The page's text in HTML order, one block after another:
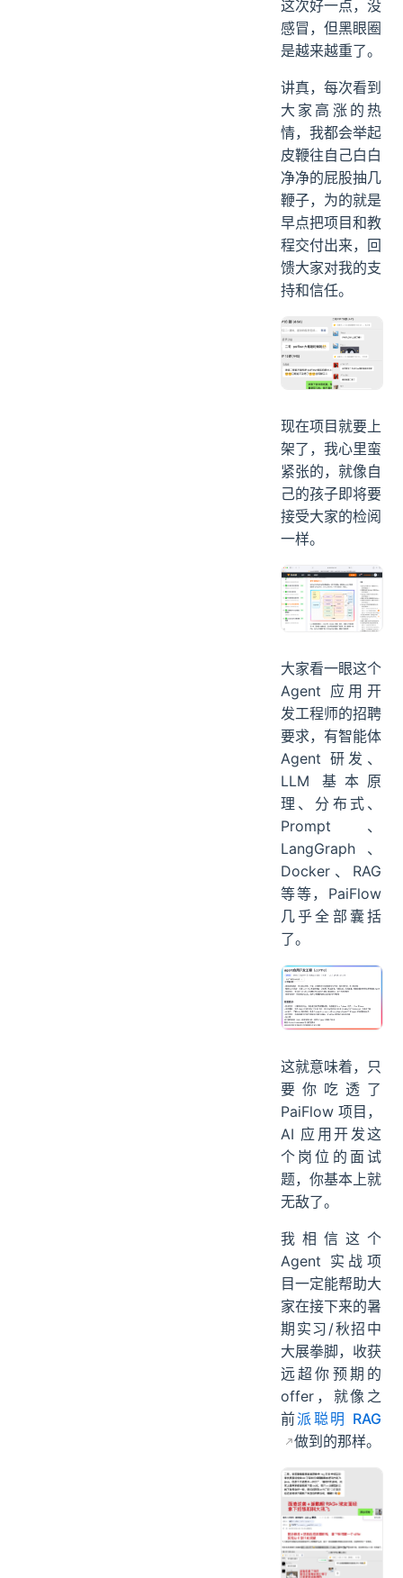
这次好一点，没
感冒，但黑眼圈
是越来越重了。
讲真，每次看到
大家高涨的热
情，我都会举起
皮鞭往自己白白
净净的屁股抽几
鞭子，为的就是
早点把项目和教
程交付出来，回
馈大家对我的支
持和信任。
现在项目就要上
架了，我心里蛮
紧张的，就像自
己的孩子即将要
接受大家的检阅
一样。
大家看一眼这个
Agent 应用开
发工程师的招聘
要求，有智能体
Agent 研发、
LLM 基本原
理、分布式、
Prompt、
LangGraph、
Docker、RAG
等等，PaiFlow
几乎全部囊括
了。
这就意味着，只
要你吃透了
PaiFlow 项目，
AI 应用开发这
个岗位的面试
题，你基本上就
无敌了。
我相信这个
Agent 实战项
目一定能帮助大
家在接下来的暑
期实习/秋招中
大展拳脚，收获
远超你预期的
offer，就像之
前派聪明 RAG
做到的那样。